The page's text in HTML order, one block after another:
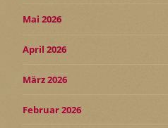
Mai 2026
April 2026
März 2026
Februar 2026